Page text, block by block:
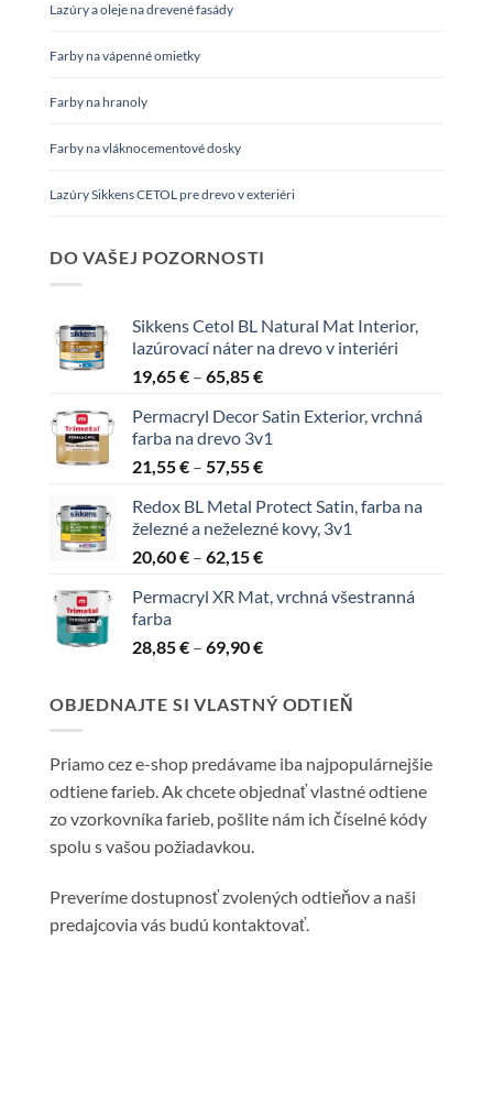
Lazúry a oleje na drevené fasády
Farby na vápenné omietky
Farby na hranoly
Farby na vláknocementové dosky
Lazúry Sikkens CETOL pre drevo v exteriéri
DO VAŠEJ POZORNOSTI
Sikkens Cetol BL Natural Mat Interior,
lazúrovací náter na drevo v interiéri
19,65€ – 65,85€Price
19,65 €
through
65,85 €
Permacryl Decor Satin Exterior, vrchná
farba na drevo 3v1
21,55€ – 57,55€Price
21,55 €
through
57,55 €
Redox BL Metal Protect Satin, farba na
železné a neželezné kovy, 3v1
20,60€ – 62,15€Price
20,60 €
62,15 €
Permacryl XR Mat, vrchná všestranná
farba
28,85€ – 69,90€Price
28,85 €
through
OBJEDNAJTE SI VLASTNÝ ODTIEŇ
Priamo cez e-shop predávame iba najpopulárnejšie
odtiene farieb. Ak chcete objednať vlastné odtiene
zo vzorkovníka farieb, pošlite nám ich číselné kódy
spolu s vašou požiadavkou.
Preveríme dostupnosť zvolených odtieňov a naši
predajcovia vás budú kontaktovať.